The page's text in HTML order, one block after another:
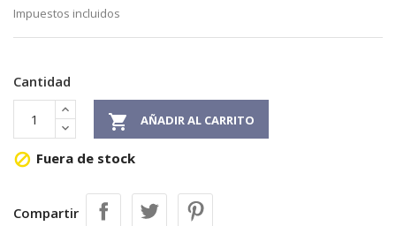
Impuestos incluidos
Cantidad
 AÑADIR AL CARRITO
 Fuera de stock
Compartir